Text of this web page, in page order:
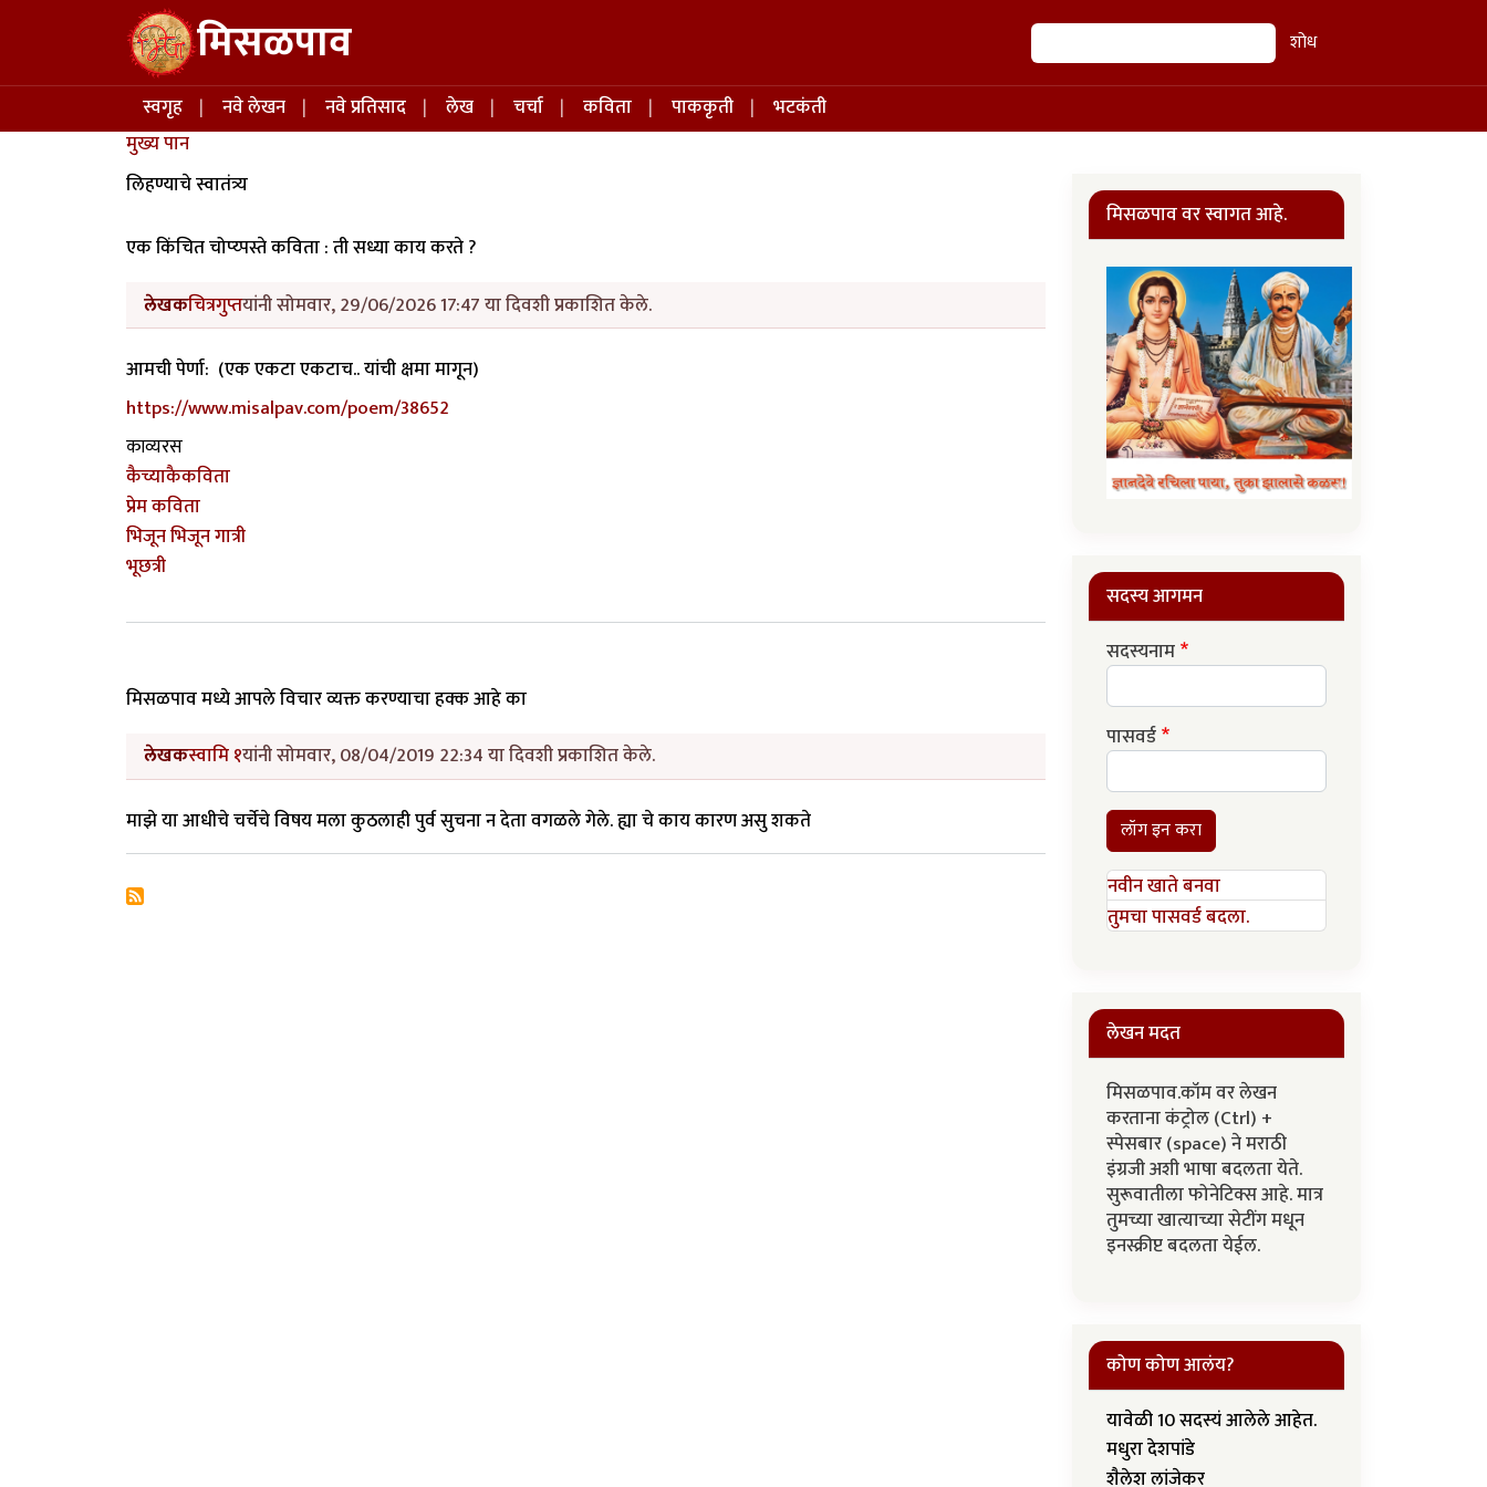
Skip to main content मिसळपाव शोध शोध
Main navigation
स्वगृह नवे लेखन नवे प्रतिसाद लेख चर्चा कविता पाककृती
भटकंती
मुख्य पान
लिहण्याचे स्वातंत्र्य
एक किंचित चोप्य्पस्ते कविता : ती सध्या काय करते ?
लेखकचित्रगुप्तयांनी सोमवार, 29/06/2026 17:47 या दिवशी प्रकाशित केले.
आमची पेर्णा: (एक एकटा एकटाच.. यांची क्षमा मागून)
https://www.misalpav.com/poem/38652
काव्यरस
कैच्याकैकविता
प्रेम कविता
भिजून भिजून गात्री
भूछत्री
मिसळपाव मध्ये आपले विचार व्यक्त करण्याचा हक्क आहे का
लेखकस्वामि १यांनी सोमवार, 08/04/2019 22:34 या दिवशी प्रकाशित केले.
माझे या आधीचे चर्चेचे विषय मला कुठलाही पुर्व सुचना न देता वगळले गेले. ह्या चे काय कारण असु शकते
मिसळपाव वर स्वागत आहे.
सदस्य आगमन
सदस्यनाम
पासवर्ड
लॉग इन करा
नवीन खाते बनवा
तुमचा पासवर्ड बदला.
लेखन मदत
मिसळपाव.कॉम वर लेखन
करताना कंट्रोल (Ctrl) +
स्पेसबार (space) ने मराठी
इंग्रजी अशी भाषा बदलता येते.
सुरूवातीला फोनेटिक्स आहे. मात्र
तुमच्या खात्याच्या सेटींग मधून
इनस्क्रीप्ट बदलता येईल.
कोण कोण आलंय?
यावेळी 10 सदस्यं आलेले आहेत.
मधुरा देशपांडे
शैलेश लांजेकर